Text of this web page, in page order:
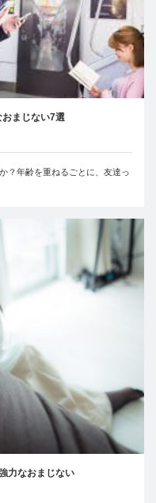
まじない7選
？年齢を重ねるごとに、友達っ
力なおまじない